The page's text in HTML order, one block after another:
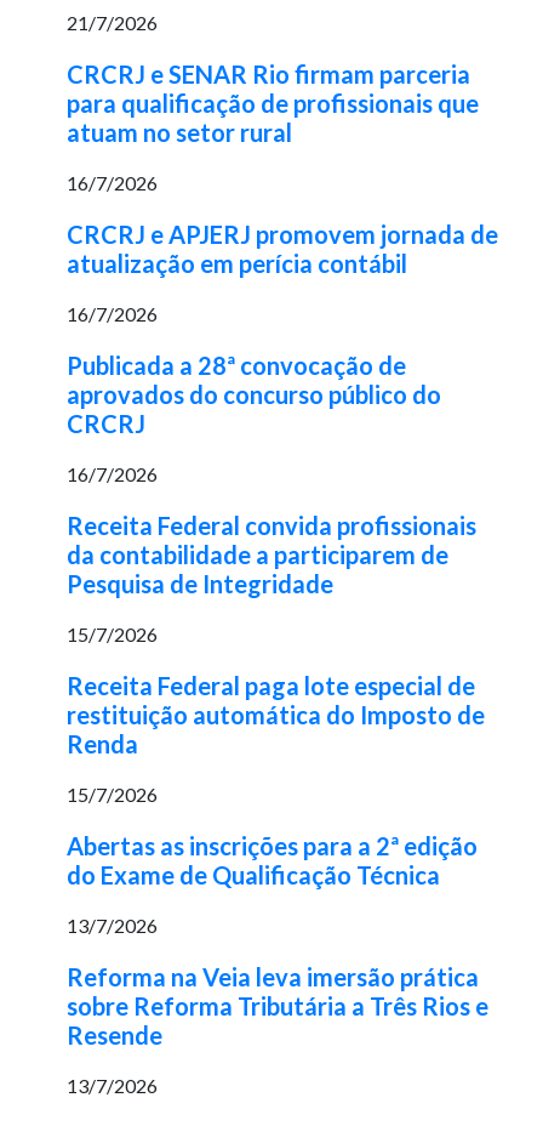
21/7/2026
CRCRJ e SENAR Rio firmam parceria
para qualificação de profissionais que
atuam no setor rural
16/7/2026
CRCRJ e APJERJ promovem jornada de
atualização em perícia contábil
16/7/2026
Publicada a 28ª convocação de
aprovados do concurso público do
CRCRJ
16/7/2026
Receita Federal convida profissionais
da contabilidade a participarem de
Pesquisa de Integridade
15/7/2026
Receita Federal paga lote especial de
restituição automática do Imposto de
Renda
15/7/2026
Abertas as inscrições para a 2ª edição
do Exame de Qualificação Técnica
13/7/2026
Reforma na Veia leva imersão prática
sobre Reforma Tributária a Três Rios e
Resende
13/7/2026